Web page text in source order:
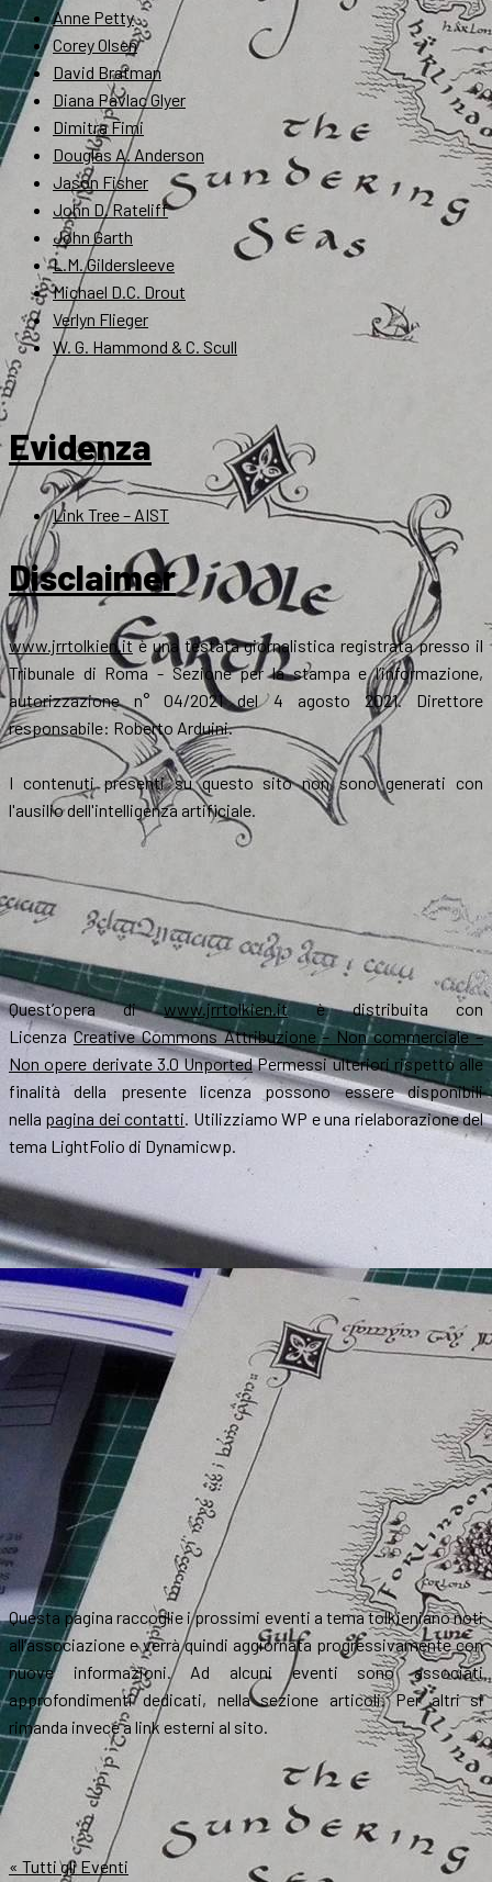
Anne Petty
Corey Olsen
David Bratman
Diana Pavlac Glyer
Dimitra Fimi
Douglas A. Anderson
Jason Fisher
John D. Rateliff
John Garth
L.M. Gildersleeve
Michael D.C. Drout
Verlyn Flieger
W. G. Hammond & C. Scull
Evidenza
Link Tree – AIST
Disclaimer
www.jrrtolkien.itè una testata giornalistica registrata presso il
Tribunale di Roma - Sezione per la stampa e l’informazione,
autorizzazione n° 04/2021 del 4 agosto 2021. Direttore
responsabile: Roberto Arduini.
I contenuti presenti su questo sito non sono generati con
l'ausilio dell'intelligenza artificiale.
Quest’opera diwww.jrrtolkien.itè distribuita con
LicenzaCreative Commons Attribuzione – Non commerciale –
Non opere derivate 3.0 UnportedPermessi ulteriori rispetto alle
finalità della presente licenza possono essere disponibili
nella pagina dei contatti. Utilizziamo WP e una rielaborazione del
tema LightFolio di Dynamicwp.
Questa pagina raccoglie i prossimi eventi a tema tolkieniano noti
all’associazione e verrà quindi aggiornata progressivamente con
nuove informazioni. Ad alcuni eventi sono associati
approfondimenti dedicati, nella sezione articoli. Per altri si
rimanda invece a link esterni al sito.
« Tutti gli Eventi